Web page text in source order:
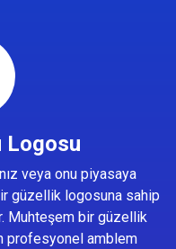
Logosu
veya onu piyasaya
güzellik logosuna sahip
Muhteşem bir güzellik
profesyonel amblem